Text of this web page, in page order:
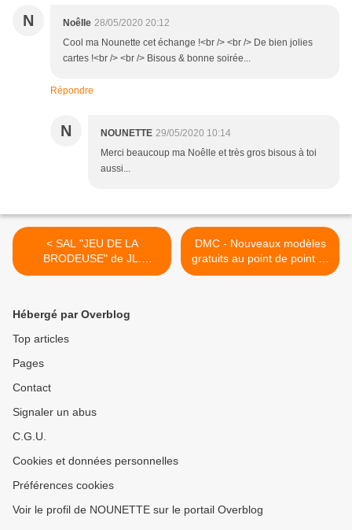
N Noêlle 28/05/2020 20:12
Cool ma Nounette cet échange !<br /> <br /> De bien jolies
cartes !<br /> <br /> Bisous & bonne soirée...
Répondre
N NOUNETTE 29/05/2020 10:14
Merci beaucoup ma Noêlle et très gros bisous à toi
aussi...
< SAL "JEU DE LA
BRODEUSE" de JL.
GRANDSIRE - 1ER
DMC - Nouveaux modèles
gratuits au point de point 🐬
>
Hébergé par Overblog
Top articles
Pages
Contact
Signaler un abus
C.G.U.
Cookies et données personnelles
Préférences cookies
Voir le profil de NOUNETTE sur le portail Overblog